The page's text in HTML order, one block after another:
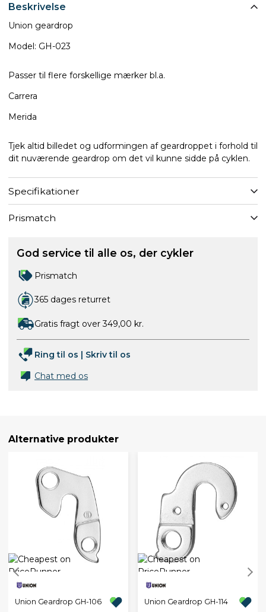
Beskrivelse
Union geardrop
Model: GH-023
Passer til flere forskellige mærker bl.a.
Carrera
Merida
Tjek altid billedet og udformingen af geardroppet i forhold til
dit nuværende geardrop om det vil kunne sidde på cyklen.
Specifikationer
Prismatch
God service til alle os, der cykler
Prismatch
365 dages returret
Gratis fragt over 349,00 kr.
Ring til os | Skriv til os
Chat med os
Alternative produkter
Union Geardrop GH-106 Union Geardrop GH-114